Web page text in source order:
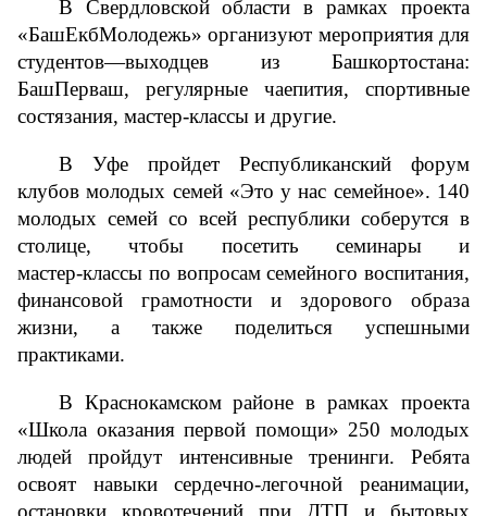
В Свердловской области в рамках проекта
«БашЕкбМолодежь» организуют мероприятия для
студентов—выходцев из Башкортостана:
БашПерваш, регулярные чаепития, спортивные
состязания, мастер-классы и другие.
В Уфе пройдет Республиканский форум
клубов молодых семей «Это у нас семейное». 140
молодых семей со всей республики соберутся в
столице, чтобы посетить семинары и
мастер‑классы по вопросам семейного воспитания,
финансовой грамотности и здорового образа
жизни, а также поделиться успешными
практиками.
В Краснокамском районе в рамках проекта
«Школа оказания первой помощи» 250 молодых
людей пройдут интенсивные тренинги. Ребята
освоят навыки сердечно-легочной реанимации,
остановки кровотечений при ДТП и бытовых